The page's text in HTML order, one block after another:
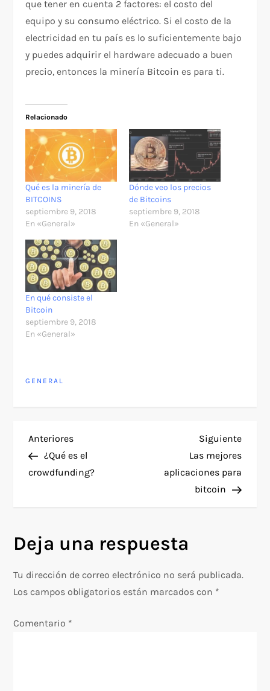
que tener en cuenta 2 factores: el costo del
equipo y su consumo eléctrico. Si el costo de la
electricidad en tu país es lo suficientemente bajo
y puedes adquirir el hardware adecuado a buen
precio, entonces la minería Bitcoin es para ti.
Relacionado
Qué es la minería de
BITCOINS
septiembre 9, 2018
En «General»
Dónde veo los precios
de Bitcoins
septiembre 9, 2018
En «General»
En qué consiste el
Bitcoin
septiembre 9, 2018
En «General»
GENERAL
N
a
g
a
Entrada
anterior
Anteriores
¿Qué es el
crowdfunding?
Siguiente
Las mejores
aplicaciones para
bitcoin
Deja una respuesta
Tu dirección de correo electrónico no será publicada.
Los campos obligatorios están marcados con *
Comentario *